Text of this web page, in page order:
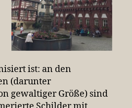
ist: an den
(darunter
gewaltiger Größe) sind